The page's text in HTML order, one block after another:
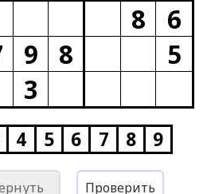
8
6
9 8
5
3
4 5 6 7 8 9
Проверить